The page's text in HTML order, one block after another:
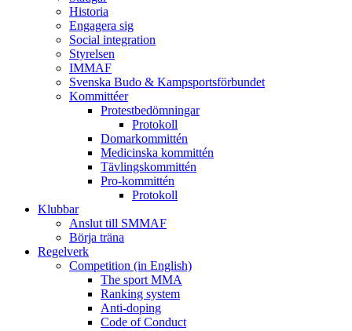
Historia
Engagera sig
Social integration
Styrelsen
IMMAF
Svenska Budo & Kampsportsförbundet
Kommittéer
Protestbedömningar
Protokoll
Domarkommittén
Medicinska kommittén
Tävlingskommittén
Pro-kommittén
Protokoll
Klubbar
Anslut till SMMAF
Börja träna
Regelverk
Competition (in English)
The sport MMA
Ranking system
Anti-doping
Code of Conduct